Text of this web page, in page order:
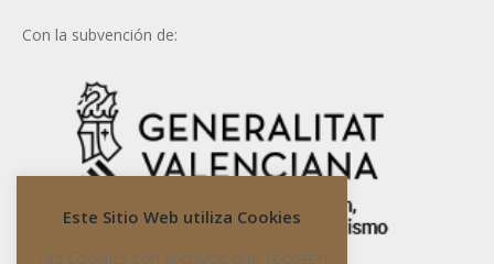
Con la subvención de:
Este Sitio Web utiliza Cookies
Las Cookies son archivos que recogen